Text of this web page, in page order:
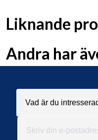
Liknande
Andra har